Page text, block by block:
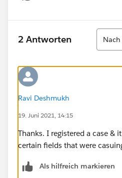
2 Antworten
Ravi Deshmukh
19. Juni 2021, 14:15
Thanks. I registered a case &
certain fields that were
Als hilfreich markieren